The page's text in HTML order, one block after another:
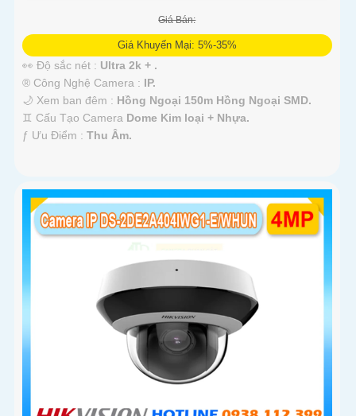
Giá Bán:
Giá Khuyến Mại: 5%-35%
👀 Độ sắc nét : Ultra 2k + .
®️ Công Nghệ Camera : IP.
🌙 Xem ban đêm : Hồng Ngoại 150m Hồng Ngoại SMD.
♊ Cấu Tạo Camera Dome Kim loại + Nhựa.
️ƒ Ưu Điểm : Thu Âm.